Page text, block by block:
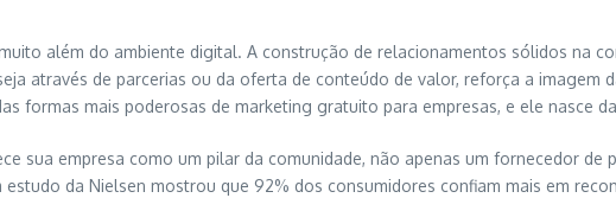
além do ambiente digital. A construção de relacionamentos sólidos na
através de parcerias ou da oferta de conteúdo de valor, reforça a imagem
formas mais poderosas de marketing gratuito para empresas, e ele nasce
sua empresa como um pilar da comunidade, não apenas um fornecedor
da Nielsen mostrou que 92% dos consumidores confiam mais em